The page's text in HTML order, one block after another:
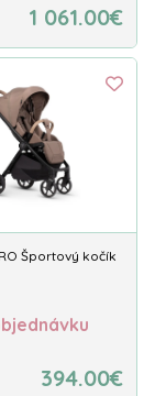
luxusnými
vysoký
sú
1 061.00€
Športový kočík
394.00€